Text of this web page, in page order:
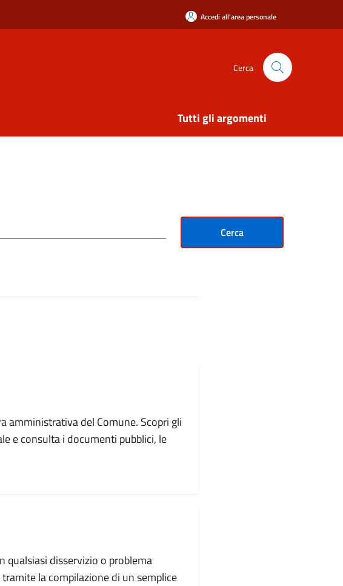
Accedi all'area personale
Cerca
Tutti gli argomenti
Cerca
amministrativa del Comune. Scopri gli
e consulta i documenti pubblici, le
qualsiasi disservizio o problema
la compilazione di un semplice